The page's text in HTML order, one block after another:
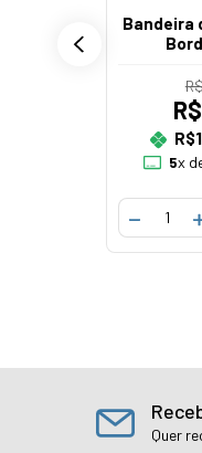
Bandeira
5x
Quer